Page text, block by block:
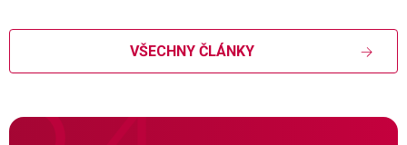
VŠECHNY ČLÁNKY